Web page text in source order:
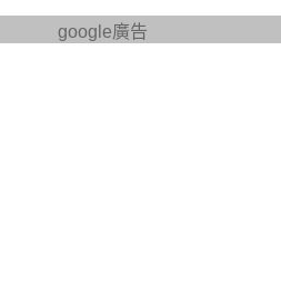
google廣告